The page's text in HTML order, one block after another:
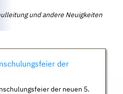
und andere Neuigkeiten
der
der neuen 5.